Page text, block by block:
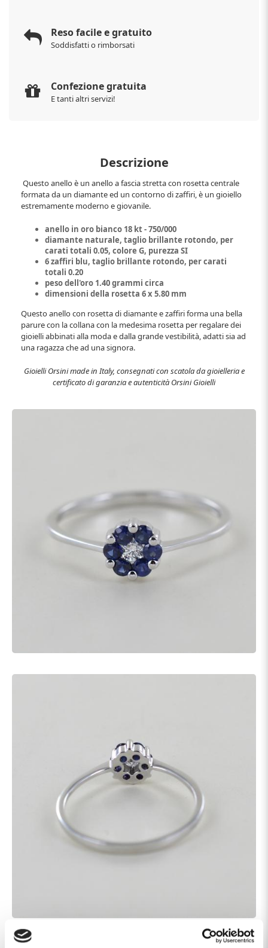
Reso facile e gratuito
Soddisfatti o rimborsati
Confezione gratuita
E tanti altri servizi!
Descrizione
Questo anello è un anello a fascia stretta con rosetta centrale
formata da un diamante ed un contorno di zaffiri, è un gioiello
estremamente moderno e giovanile.
anello in oro bianco 18 kt - 750/000
diamante naturale, taglio brillante rotondo, per
carati totali 0.05, colore G, purezza SI
6 zaffiri blu, taglio brillante rotondo, per carati
totali 0.20
peso dell'oro 1.40 grammi circa
dimensioni della rosetta 6 x 5.80 mm
Questo anello con rosetta di diamante e zaffiri forma una bella
parure con la collana con la medesima rosetta per regalare dei
gioielli abbinati alla moda e dalla grande vestibilità, adatti sia ad
una ragazza che ad una signora.
Gioielli Orsini made in Italy, consegnati con scatola da gioielleria e
certificato di garanzia e autenticità Orsini Gioielli